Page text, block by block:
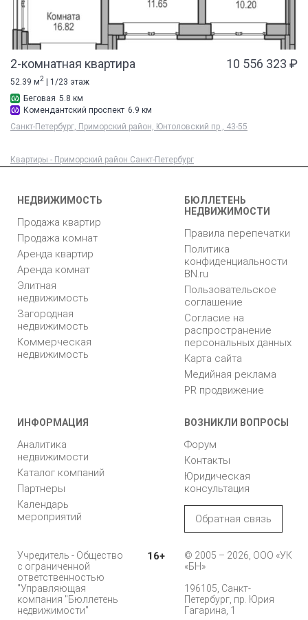
2-комнатная квартира 10 556 323 ₽
52.39 м2 | 1/23 этаж
Беговая 5.8 км
Комендантский проспект 6.9 км
Санкт-Петербург, Приморский район, Юнтоловский пр., 43-55
Квартиры - Приморский район Санкт-Петербург
НЕДВИЖИМОСТЬ
Продажа квартир
Продажа комнат
Аренда квартир
Аренда комнат
Элитная
недвижимость
Загородная
недвижимость
Коммерческая
недвижимость
БЮЛЛЕТЕНЬ
НЕДВИЖИМОСТИ
Правила перепечатки
Политика
конфиденциальности
BN.ru
Пользовательское
соглашение
Согласие на
распространение
персональных данных
Карта сайта
Медийная реклама
PR продвижение
ИНФОРМАЦИЯ
Аналитика
недвижимости
Каталог компаний
Партнеры
Календарь
мероприятий
ВОЗНИКЛИ ВОПРОСЫ
Форум
Контакты
Юридическая
консультация
Обратная связь
Учредитель - Общество
с ограниченной
ответственностью
"Управляющая
компания "Бюллетень
недвижимости"
16+
© 2005 – 2026, ООО «УК
«БН»
196105, Санкт-
Петербург, пр. Юрия
Гагарина, 1